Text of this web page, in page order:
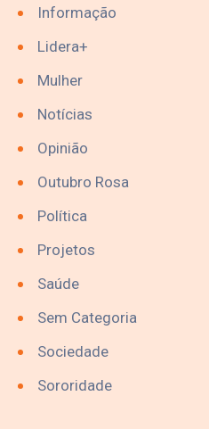
Informação
Lidera+
Mulher
Notícias
Opinião
Outubro Rosa
Política
Projetos
Saúde
Sem Categoria
Sociedade
Sororidade